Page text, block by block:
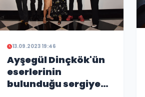
13.09.2023 19:46
Ayşegül Dinçkök'ün
eserlerinin
bulunduğu sergiye